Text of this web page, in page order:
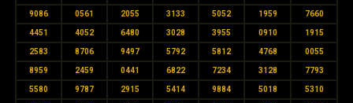
9086 0561 2055 3133 5052 1959 7660
4451 4052 6480 3028 3955 0910 1915
2583 8706 9497 5792 5812 4768 0055
8959 2459 0441 6822 7234 3128 7793
5580 9787 2915 5414 9884 5018 5310